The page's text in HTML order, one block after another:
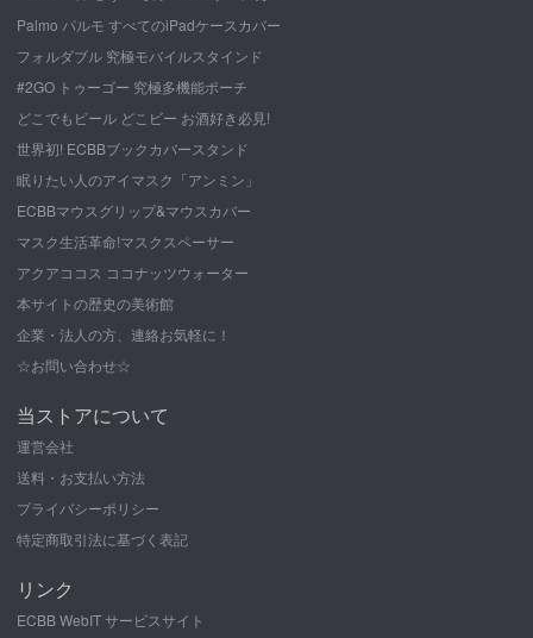
Palmo パルモ すべてのiPadケースカバー
フォルダブル 究極モバイルスタインド
#2GO トゥーゴー 究極多機能ポーチ
どこでもビール どこビー お酒好き必見!
世界初! ECBBブックカバースタンド
眠りたい人のアイマスク「アンミン」
ECBBマウスグリップ&マウスカバー
マスク生活革命!マスクスペーサー
アクアココス ココナッツウォーター
本サイトの歴史の美術館
企業・法人の方、連絡お気軽に！
☆お問い合わせ☆
当ストアについて
運営会社
送料・お支払い方法
プライバシーポリシー
特定商取引法に基づく表記
リンク
ECBB WebIT サービスサイト